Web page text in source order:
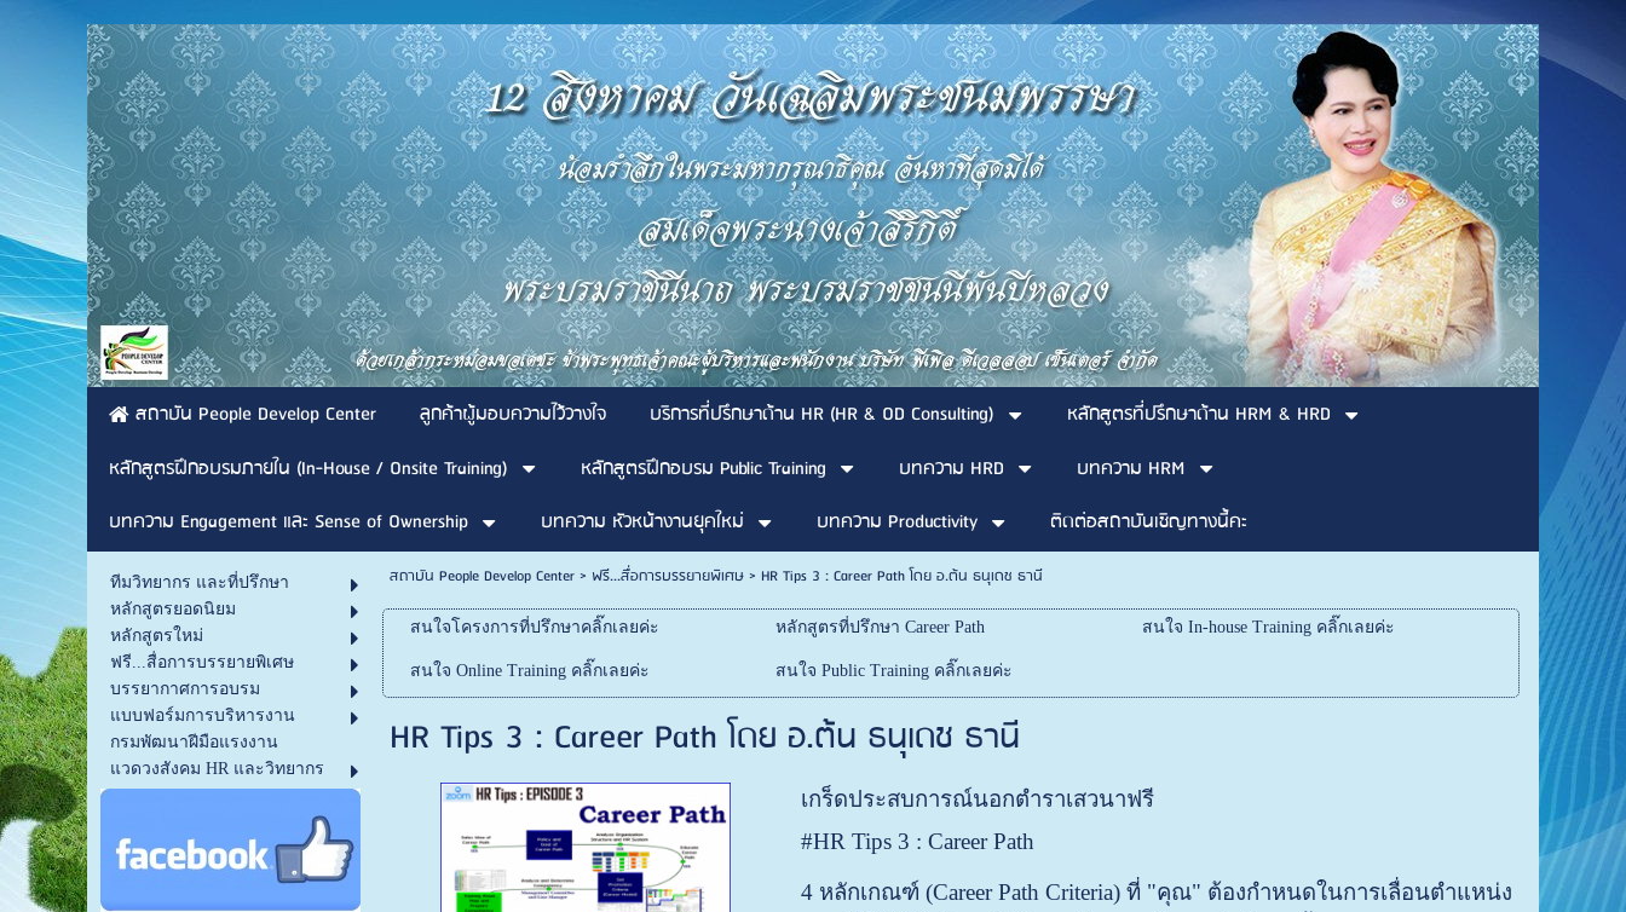
สถาบัน People Develop Center ลูกค้าผู้มอบความไว้วางใจ บริการที่ปรึกษาด้าน HR (HR & OD Consulting)
หลักสูตรที่ปรึกษาด้าน HRM & HRD
หลักสูตรฝึกอบรมภายใน (In-House / Onsite Training)
หลักสูตรฝึกอบรม Public Training บทความ HRD
บทความ HRM
บทความ Engagement และ Sense of Ownership
บทความ หัวหน้างานยุคใหม่ บทความ Productivity ติดต่อสถาบันเชิญทางนี้คะ
ทีมวิทยากร และที่ปรึกษา
หลักสูตรยอดนิยม
หลักสูตรใหม่
ฟรี...สื่อการบรรยายพิเศษ
บรรยากาศการอบรม
แบบฟอร์มการบริหารงาน
กรมพัฒนาฝีมือแรงงาน
แวดวงสังคม HR และวิทยากร
สถาบัน People Develop Center> ฟรี...สื่อการบรรยายพิเศษ> HR Tips 3 : Career Path โดย อ.ต้น ธนุเดช ธานี
สนใจโครงการที่ปรึกษาคลิ๊กเลยค่ะ หลักสูตรที่ปรึกษา Career Path สนใจ In-house Training คลิ๊กเลยค่ะ
สนใจ Online Training คลิ๊กเลยค่ะ สนใจ Public Training คลิ๊กเลยค่ะ
HR Tips 3 : Career Path โดย อ.ต้น ธนุเดช ธานี
เกร็ดประสบการณ์นอกตำราเสวนาฟรี
#HR Tips 3 : Career Path
4 หลักเกณฑ์ (Career Path Criteria) ที่ "คุณ" ต้องกำหนดในการเลื่อนตำแหน่ง